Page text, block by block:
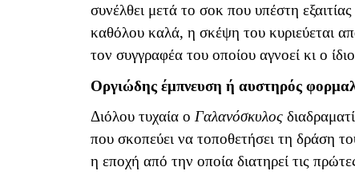
συνέλθει μετά το σοκ που υπέστη
καθόλου καλά, η σκέψη του κυριεύεται
τον συγγραφέα του οποίου αγνοεί κι ο
Οργιώδης έμπνευση ή αυστηρός
Διόλου τυχαία ο Γαλανόσκυλος
που σκοπεύει να τοποθετήσει τη δράση
η εποχή από την οποία διατηρεί τις